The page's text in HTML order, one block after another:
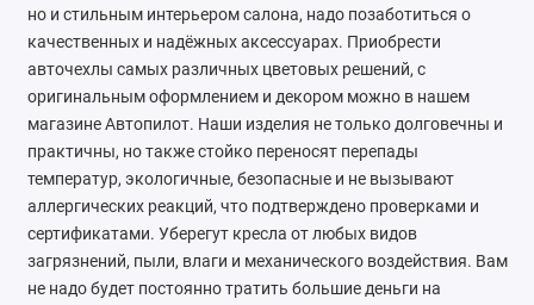
Ravon
Renault
Seat
Skoda
Smart
Sollers
но и стильным интерьером салона, надо позаботиться о
качественных и надёжных аксессуарах. Приобрести
авточехлы самых различных цветовых решений, с
оригинальным оформлением и декором можно в нашем
магазине Автопилот. Наши изделия не только долговечны и
практичны, но также стойко переносят перепады
температур, экологичные, безопасные и не вызывают
аллергических реакций, что подтверждено проверками и
сертификатами. Уберегут кресла от любых видов
загрязнений, пыли, влаги и механического воздействия. Вам
не надо будет постоянно тратить большие деньги на